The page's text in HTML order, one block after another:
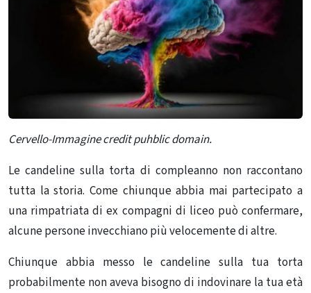
Cervello-Immagine credit puhblic domain.
Le candeline sulla torta di compleanno non raccontano
tutta la storia. Come chiunque abbia mai partecipato a
una rimpatriata di ex compagni di liceo può confermare,
alcune persone invecchiano più velocemente di altre.
Chiunque abbia messo le candeline sulla tua torta
probabilmente non aveva bisogno di indovinare la tua età